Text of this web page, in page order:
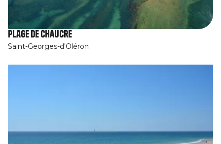
Plage de Chaucre
Saint-Georges-d'Oléron